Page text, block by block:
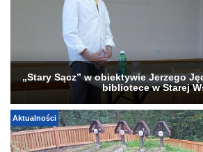
„Stary Sącz” w obiektywie Jerzego
bibliotece w Starej
Aktualności